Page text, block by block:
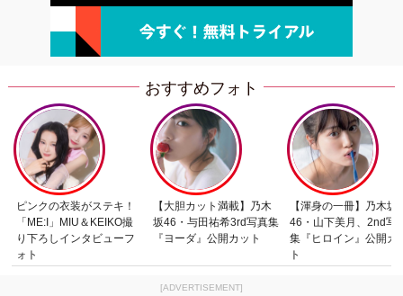
おすすめフォト
ピンクの衣装がステキ！
「ME:I」MIU＆KEIKO撮
り下ろしインタビューフ
ォト
【大胆カット満載】乃木
坂46・与田祐希3rd写真集
『ヨーダ』公開カット
【渾身の一冊】乃木坂
46・山下美月、2nd写
集『ヒロイン』公開カ
ト
[ADVERTISEMENT]